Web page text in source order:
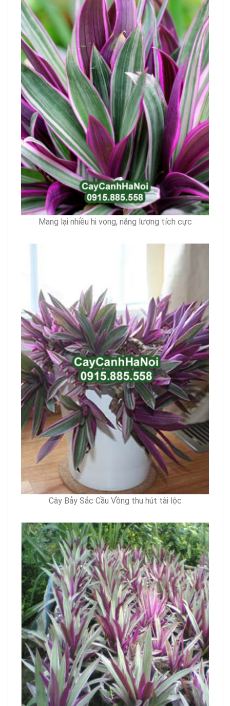
Mang lại nhiều hi vọng, năng lượng tích cực
Cây Bảy Sắc Cầu Vồng thu hút tài lộc